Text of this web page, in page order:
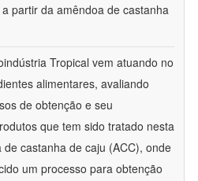
partir da amêndoa de castanha
Tropical vem atuando no
alimentares, avaliando
de obtenção e seu
que tem sido tratado nesta
castanha de caju (ACC), onde
um processo para obtenção